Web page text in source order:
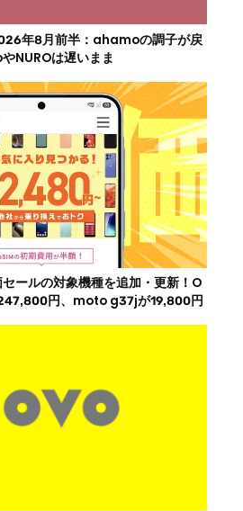
年8月前半：ahamoの調子が戻
NUROは遅いまま
ールの対象機種を追加・更新！O
円、moto g37jが19,800円